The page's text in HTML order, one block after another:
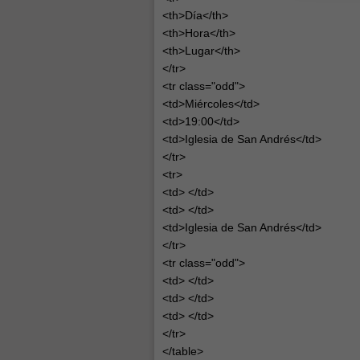
<th>Día</th>
<th>Hora</th>
<th>Lugar</th>
</tr>
<tr class="odd">
<td>Miércoles</td>
<td>19:00</td>
<td>Iglesia de San Andrés</td>
</tr>
<tr>
<td> </td>
<td> </td>
<td>Iglesia de San Andrés</td>
</tr>
<tr class="odd">
<td> </td>
<td> </td>
<td> </td>
</tr>
</table>